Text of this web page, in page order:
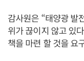
감사원은 “태양광 발
위가 끊이지 않고 있
책을 마련 할 것을 요